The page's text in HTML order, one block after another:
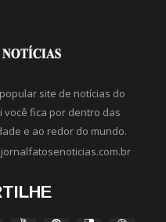
site de notícias do
você fica por dentro das
e ao redor do mundo.